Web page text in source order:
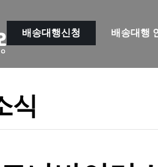
배송대행신청
배송대행
식